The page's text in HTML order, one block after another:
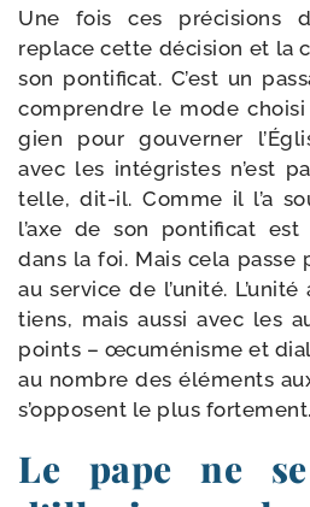
Une fois ces pré­ci­sions
replace cette déci­sion et la
son pon­ti­fi­cat. C’est un
com­prendre le mode
gien pour gou­ver­ner
avec les inté­gristes n’est
telle, dit-​il. Comme il l’a
l’axe de son pon­ti­fi­cat est
dans la foi. Mais cela passe
au ser­vice de l’unité.
tiens, mais aus­si avec les
points – œcu­mé­nisme et
au nombre des élé­ments
s’opposent le plus fortement.
Le pape ne